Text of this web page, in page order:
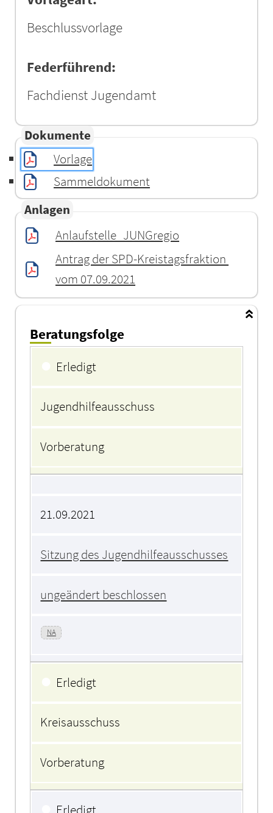
Beschlussvorlage
Federführend:
Fachdienst Jugendamt
Dokumente
Vorlage
Sammeldokument
Anlagen
Anlaufstelle_JUNGregio
Antrag der SPD-Kreistagsfraktion
vom 07.09.2021
Beratungsfolge
● Erledigt
Jugendhilfeausschuss
Vorberatung
21.09.2021
Sitzung des Jugendhilfeausschusses
ungeändert beschlossen
NA
● Erledigt
Kreisausschuss
Vorberatung